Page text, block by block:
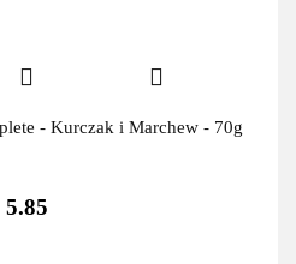
- Kurczak i Marchew - 70g
5.85